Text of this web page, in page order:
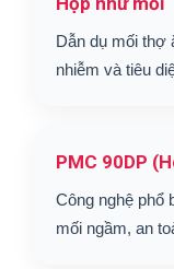
Dẫn dụ mối thợ
nhiễm và tiêu
PMC 90DP
Công nghệ phổ
mối ngầm, an